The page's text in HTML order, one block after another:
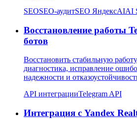
SEOSEO-аудитSEO ЯндексAIAI
Восстановление работы
ботов
Восстановить стабильную
диагностика, исправление
надежности и
API интеграцииTelegram API
Интеграция с Yandex